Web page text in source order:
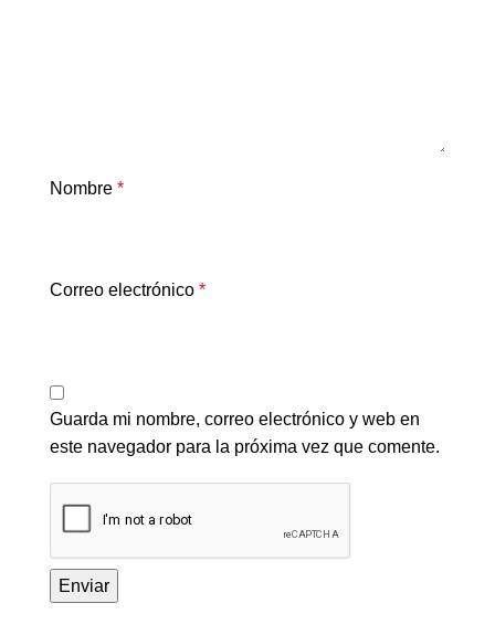
Nombre *
Correo electrónico *
Guarda mi nombre, correo electrónico y web en
este navegador para la próxima vez que comente.